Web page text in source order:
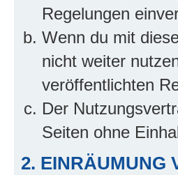
Regelungen
Wenn du mit
nicht weiter
veröffentlichten
Der
Seiten ohne
2. EINRÄUMUNG